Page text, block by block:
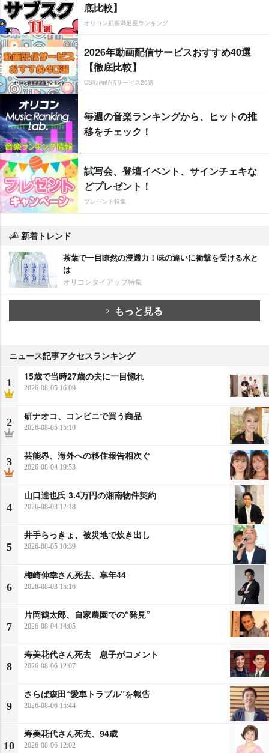
底比較】
オリコン顧客満足度ランキング
2026年動画配信サービスおすすめ40選
【徹底比較】
CS動画配信サービス20選
毎週の音楽ランキングから、ヒットの推
移をチェック！
試写会、登壇イベント、サインチェキな
どプレゼント！
プレゼント特集
新着トレンド
茶葉で一目瞭然の浸透力！味の違いに衝撃を受ける水と
は
オリコンタイアップ特集
もっと見る
ニュース記事アクセスランキング
1
15歳で当時27歳の夫に一目惚れ
2026-08-05 16:09
2
研ナオコ、コンビニで買う商品
2026-08-05 15:10
3
芸能界、海外への移住報告相次ぐ
2026-08-04 19:53
4
山口達也氏 3.4万円の湘南物件契約
2026-08-03 12:18
5
井手らっきょ、被災地で炊き出し
2026-08-05 10:39
6
梅崎伸幸さん死去、享年44
2026-08-03 15:16
7
片岡鶴太郎、自家農園での“発見”
2026-08-04 14:05
8
寿美花代さん死去 息子がコメント
2026-08-06 12:07
9
さらば森田“愛車トラブル”を報告
2026-08-06 15:44
10
寿美花代さん死去、94歳
2026-08-06 12:02